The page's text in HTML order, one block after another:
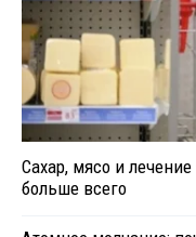
Сахар, мясо и
больше всего